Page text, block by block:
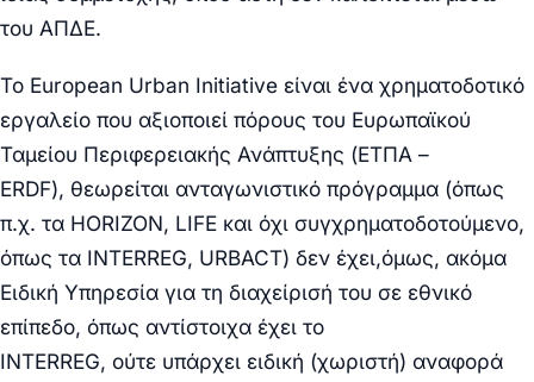
του ΑΠΔΕ.
Το European Urban Initiative είναι ένα χρηματοδοτικό
εργαλείο που αξιοποιεί πόρους του Ευρωπαϊκού
Ταμείου Περιφερειακής Ανάπτυξης (ΕΤΠΑ –
ERDF), θεωρείται ανταγωνιστικό πρόγραμμα (όπως
π.χ. τα HORIZON, LIFE και όχι συγχρηματοδοτούμενο,
όπως τα INTERREG, URBACT) δεν έχει,όμως, ακόμα
Ειδική Υπηρεσία για τη διαχείρισή του σε εθνικό
επίπεδο, όπως αντίστοιχα έχει το
INTERREG, ούτε υπάρχει ειδική (χωριστή) αναφορά